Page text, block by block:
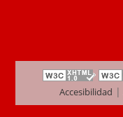
Accesibilidad |